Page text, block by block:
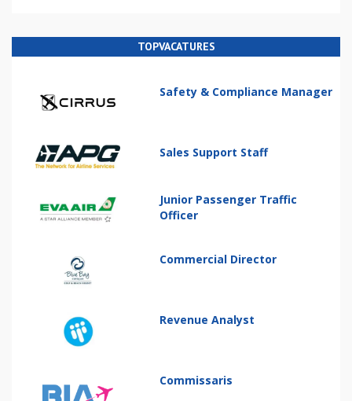
TOPVACATURES
Safety & Compliance Manager
Sales Support Staff
Junior Passenger Traffic
Officer
Commercial Director
Revenue Analyst
Commissaris